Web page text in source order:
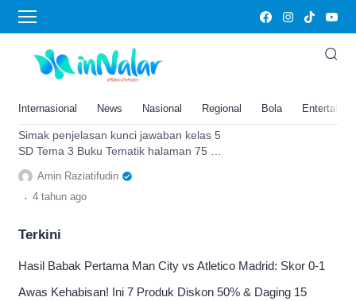
Internasional News Nasional Regional Bola
Halaman 75 76
Kunci Jawaban Kelas 5 SD Tema
3 Buku Tematik Halaman 75 76
Gangguan Pencernaan
Simak penjelasan kunci jawaban kelas 5
SD Tema 3 Buku Tematik halaman 75 76
Subtema 2 Pembelajaran 5 yaitu tentang
gangguan pencernaan.
Amin Raziatifudin
. 4 tahun ago
Terkini
Hasil Babak Pertama Man City vs Atletico Madrid: Skor 0-1
Awas Kehabisan! Ini 7 Produk Diskon 50% & Daging 15